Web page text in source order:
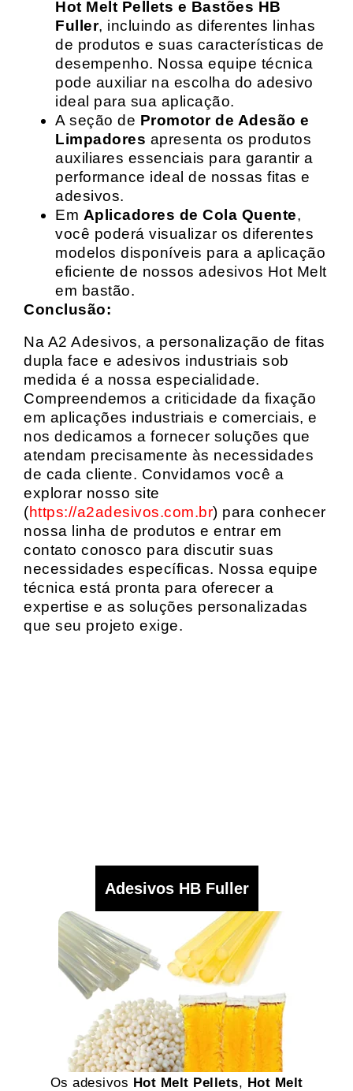
Hot Melt Pellets e Bastões HB
Fuller, incluindo as diferentes linhas
de produtos e suas características de
desempenho. Nossa equipe técnica
pode auxiliar na escolha do adesivo
ideal para sua aplicação.
A seção de Promotor de Adesão e
Limpadores apresenta os produtos
auxiliares essenciais para garantir a
performance ideal de nossas fitas e
adesivos.
Em Aplicadores de Cola Quente,
você poderá visualizar os diferentes
modelos disponíveis para a aplicação
eficiente de nossos adesivos Hot Melt
em bastão.
Conclusão:
Na A2 Adesivos, a personalização de fitas
dupla face e adesivos industriais sob
medida é a nossa especialidade.
Compreendemos a criticidade da fixação
em aplicações industriais e comerciais, e
nos dedicamos a fornecer soluções que
atendam precisamente às necessidades
de cada cliente. Convidamos você a
explorar nosso site
(https://a2adesivos.com.br) para conhecer
nossa linha de produtos e entrar em
contato conosco para discutir suas
necessidades específicas. Nossa equipe
técnica está pronta para oferecer a
expertise e as soluções personalizadas
que seu projeto exige.
Adesivos HB Fuller
Os adesivos Hot Melt Pellets, Hot Melt